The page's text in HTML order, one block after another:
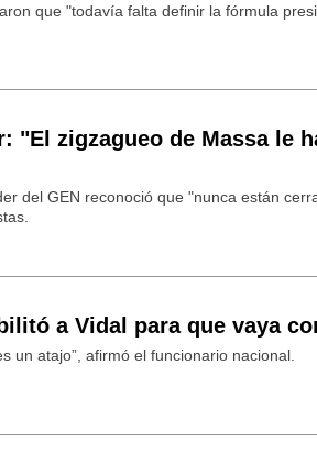
que "todavía falta definir la fórmula
"El zigzagueo de Massa le
del GEN reconoció que "nunca están
a Vidal para que vaya
un atajo”, afirmó el funcionario nacional.